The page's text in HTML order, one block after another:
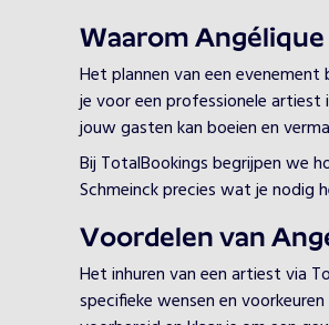
Waarom
Het plannen van een
je voor een professionele artiest
jouw gasten kan boeien en
Bij TotalBookings begrijpen we
Schmeinck precies wat je nodig
Voordelen van
Het inhuren van een artiest via
specifieke wensen en